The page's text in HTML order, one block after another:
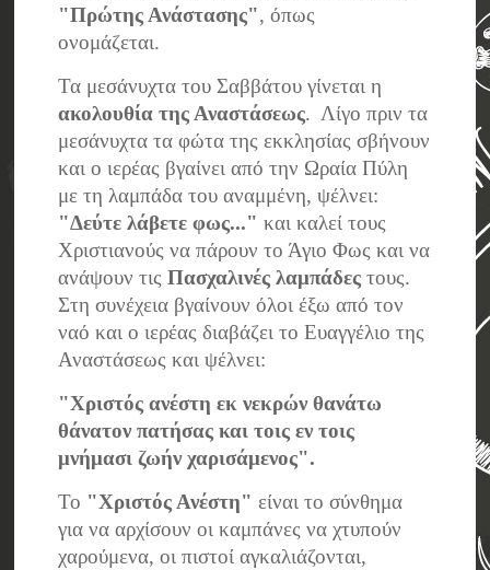
"Πρώτης Ανάστασης", όπως
ονομάζεται.
Τα μεσάνυχτα του Σαββάτου γίνεται η
ακολουθία της Αναστάσεως. Λίγο πριν τα
μεσάνυχτα τα φώτα της εκκλησίας σβήνουν
και ο ιερέας βγαίνει από την Ωραία Πύλη
με τη λαμπάδα του αναμμένη, ψέλνει:
"Δεύτε λάβετε φως..." και καλεί τους
Χριστιανούς να πάρουν το Άγιο Φως και να
ανάψουν τιςΠασχαλινές λαμπάδες τους.
Στη συνέχεια βγαίνουν όλοι έξω από τον
ναό και ο ιερέας διαβάζει το Ευαγγέλιο της
Αναστάσεως και ψέλνει:
"Χριστός ανέστη εκ νεκρών θανάτω
θάνατον πατήσας και τοις εν τοις
μνήμασι ζωήν χαρισάμενος".
Το "Χριστός Ανέστη" είναι το σύνθημα
για να αρχίσουν οι καμπάνες να χτυπούν
χαρούμενα, οι πιστοί αγκαλιάζονται,